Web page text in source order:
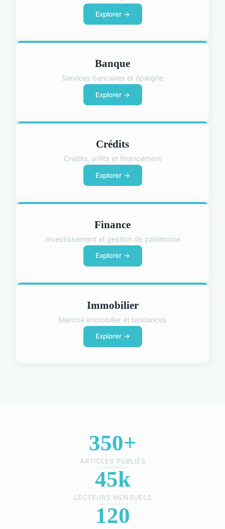
Explorer →
Banque
Services bancaires et épargne
Explorer →
Crédits
Crédits, prêts et financement
Explorer →
Finance
Investissement et gestion de patrimoine
Explorer →
Immobilier
Marché immobilier et tendances
Explorer →
350+
ARTICLES PUBLIÉS
45k
LECTEURS MENSUELS
120